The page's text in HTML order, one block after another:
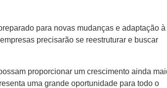
para novas mudanças e adaptação à
precisarão se reestruturar e buscar
proporcionar um crescimento ainda
uma grande oportunidade para todo o